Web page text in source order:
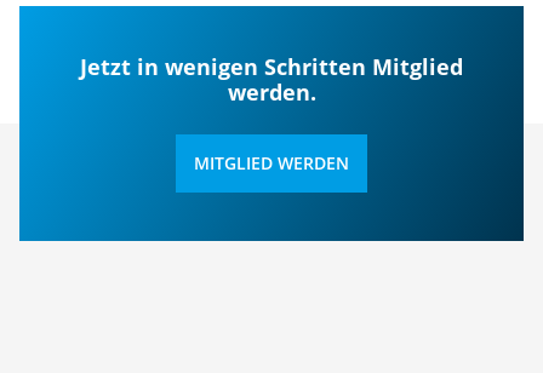
Jetzt in wenigen Schritten Mitglied
werden.
MITGLIED WERDEN